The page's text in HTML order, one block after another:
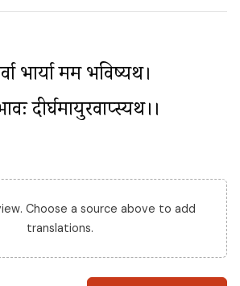
भार्या मम भविष्यथ।
दीर्घमायुरवाप्स्यथ।।
Choose a source above to add
translations.